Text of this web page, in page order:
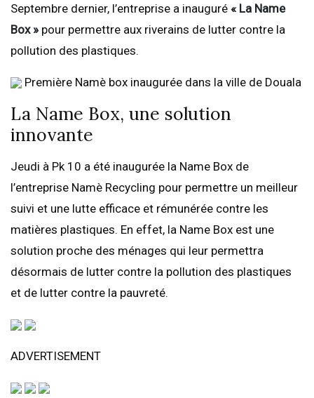
Septembre dernier, l’entreprise a inauguré « La Name
Box » pour permettre aux riverains de lutter contre la
pollution des plastiques.
Première Namè box inaugurée dans la ville de Douala
La Name Box, une solution
innovante
Jeudi à Pk 10 a été inaugurée la Name Box de
l’entreprise Namè Recycling pour permettre un meilleur
suivi et une lutte efficace et rémunérée contre les
matières plastiques. En effet, la Name Box est une
solution proche des ménages qui leur permettra
désormais de lutter contre la pollution des plastiques
et de lutter contre la pauvreté.
ADVERTISEMENT